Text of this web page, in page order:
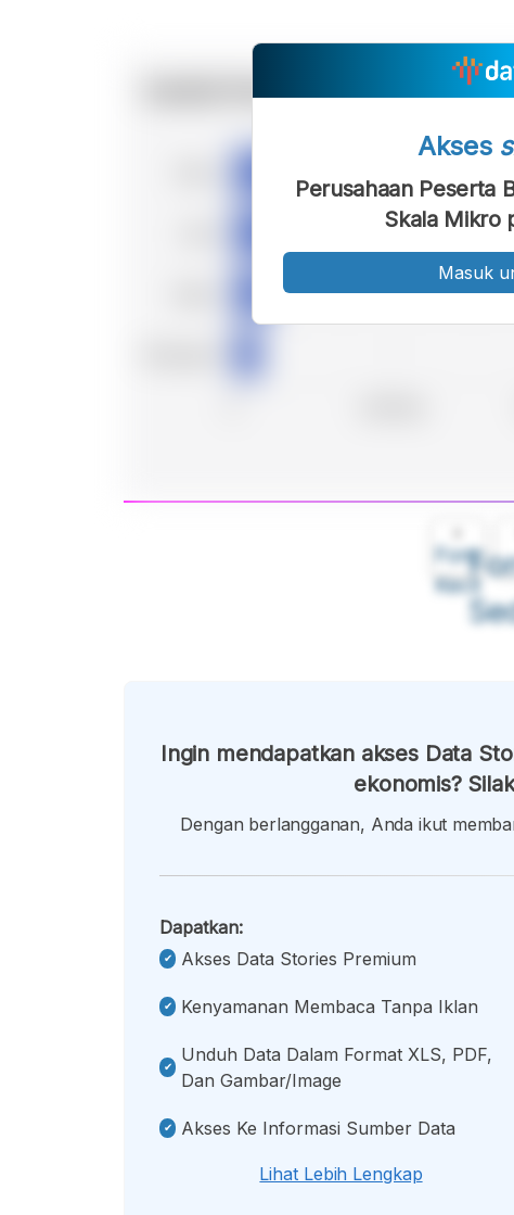
Font
Kecil
Akses
Perusahaan Peserta
Skala Mikro
Masuk
Ingin mendapatkan akses Data
ekonomis?
Dengan berlangganan, Anda ikut
Dapatkan:
Akses Data Stories Premium
Kenyamanan Membaca Tanpa Iklan
Unduh Data Dalam Format XLS, PDF,
Dan Gambar/image
Akses Ke Informasi Sumber Data
Lihat Lebih Lengkap